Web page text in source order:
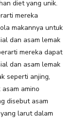
diet yang unik.
mereka
makannya untuk
dan asam lemak
mereka dapat
dan asam lemak
seperti anjing,
amino
disebut asam
larut dalam